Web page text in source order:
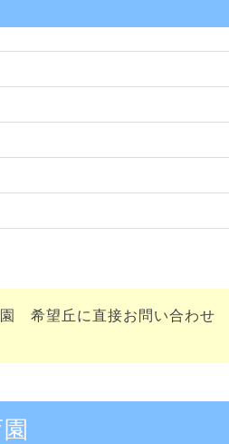
希望丘に直接お問い合わせ